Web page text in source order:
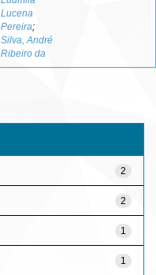
Lucena
Pereira;
Silva, André
Ribeiro da
2
2
1
1